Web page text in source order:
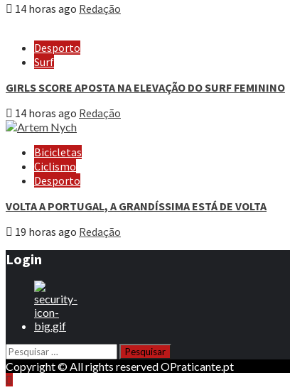
14 horas ago Redação
Desporto
Surf
GIRLS SCORE APOSTA NA ELEVAÇÃO DO SURF FEMININO
14 horas ago Redação
Bicicletas
Ciclismo
Desporto
VOLTA A PORTUGAL, A GRANDÍSSIMA ESTÁ DE VOLTA
19 horas ago Redação
Login
Pesquisar
por:
Copyright © All rights reserved OPraticante.pt